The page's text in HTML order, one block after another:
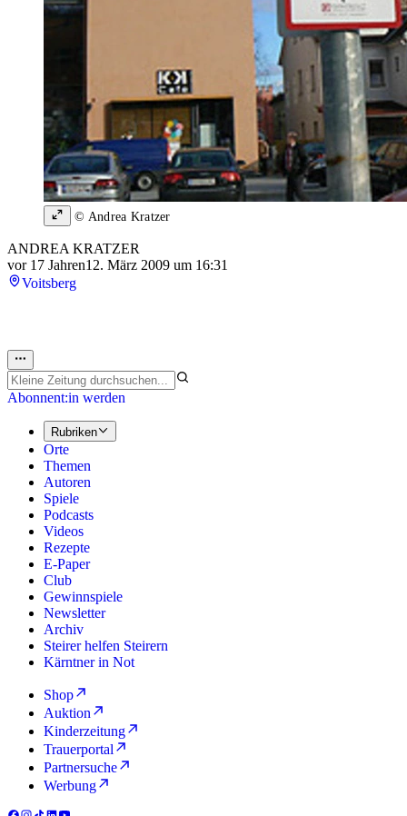
© Andrea Kratzer
ANDREA KRATZER
vor 17 Jahren12. März 2009 um 16:31
Voitsberg
Abonnent:in werden
Rubriken
Orte
Themen
Autoren
Spiele
Podcasts
Videos
Rezepte
E-Paper
Club
Gewinnspiele
Newsletter
Archiv
Steirer helfen Steirern
Kärntner in Not
Shop
Auktion
Kinderzeitung
Trauerportal
Partnersuche
Werbung